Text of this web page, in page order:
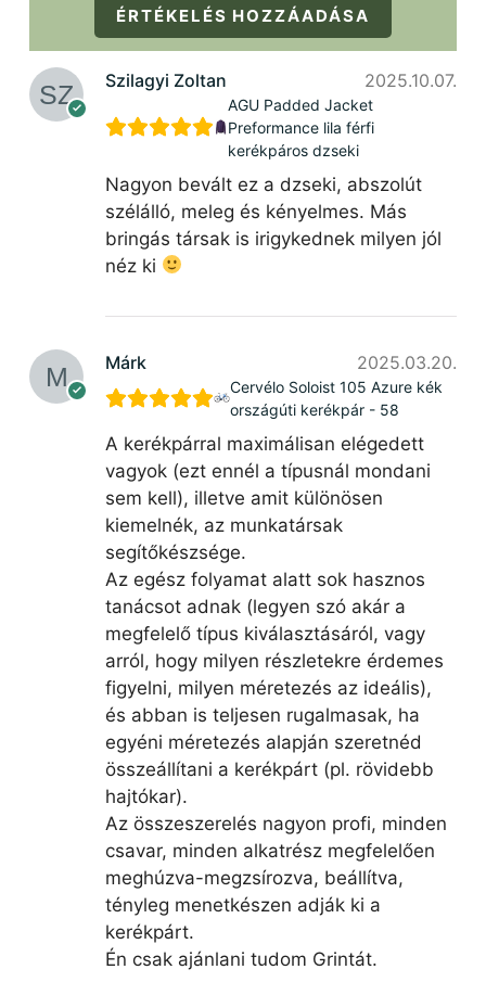
ÉRTÉKELÉS HOZZÁADÁSA
Szilagyi Zoltan 2025.10.07.
AGU Padded Jacket
Preformance lila férfi
kerékpáros dzseki
Nagyon bevált ez a dzseki, abszolút
szélálló, meleg és kényelmes. Más
bringás társak is irigykednek milyen jól
néz ki
Márk 2025.03.20.
Cervélo Soloist 105 Azure kék
országúti kerékpár - 58
A kerékpárral maximálisan elégedett
vagyok (ezt ennél a típusnál mondani
sem kell), illetve amit különösen
kiemelnék, az munkatársak
segítőkészsége.
Az egész folyamat alatt sok hasznos
tanácsot adnak (legyen szó akár a
megfelelő típus kiválasztásáról, vagy
arról, hogy milyen részletekre érdemes
figyelni, milyen méretezés az ideális),
és abban is teljesen rugalmasak, ha
egyéni méretezés alapján szeretnéd
összeállítani a kerékpárt (pl. rövidebb
hajtókar).
Az összeszerelés nagyon profi, minden
csavar, minden alkatrész megfelelően
meghúzva-megzsírozva, beállítva,
tényleg menetkészen adják ki a
kerékpárt.
Én csak ajánlani tudom Grintát.